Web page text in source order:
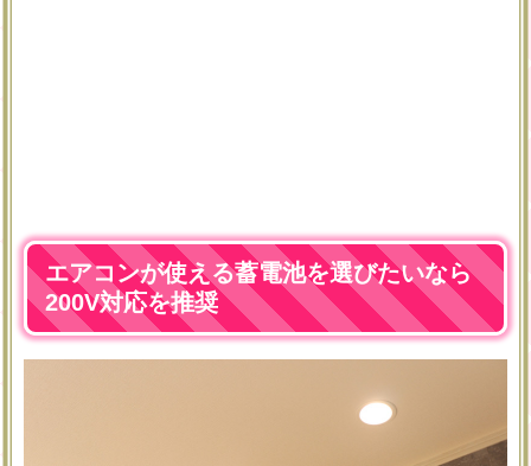
エアコンが使える蓄電池を選びたいなら
200V対応を推奨